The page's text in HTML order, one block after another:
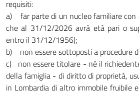
requisiti:
a) far parte di un nucleo familiare con
che al 31/12/2026 avrà età pari o
entro il 31/12/1956);
b) non essere sottoposti a procedure
c) non essere titolare - né il
della famiglia - di diritto di proprietà,
in Lombardia di altro immobile fruibile